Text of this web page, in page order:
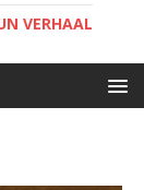
VERHAAL